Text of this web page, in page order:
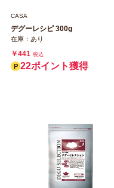
CASA
デグーレシピ 300g
在庫：あり
￥441 税込
22ポイント獲得